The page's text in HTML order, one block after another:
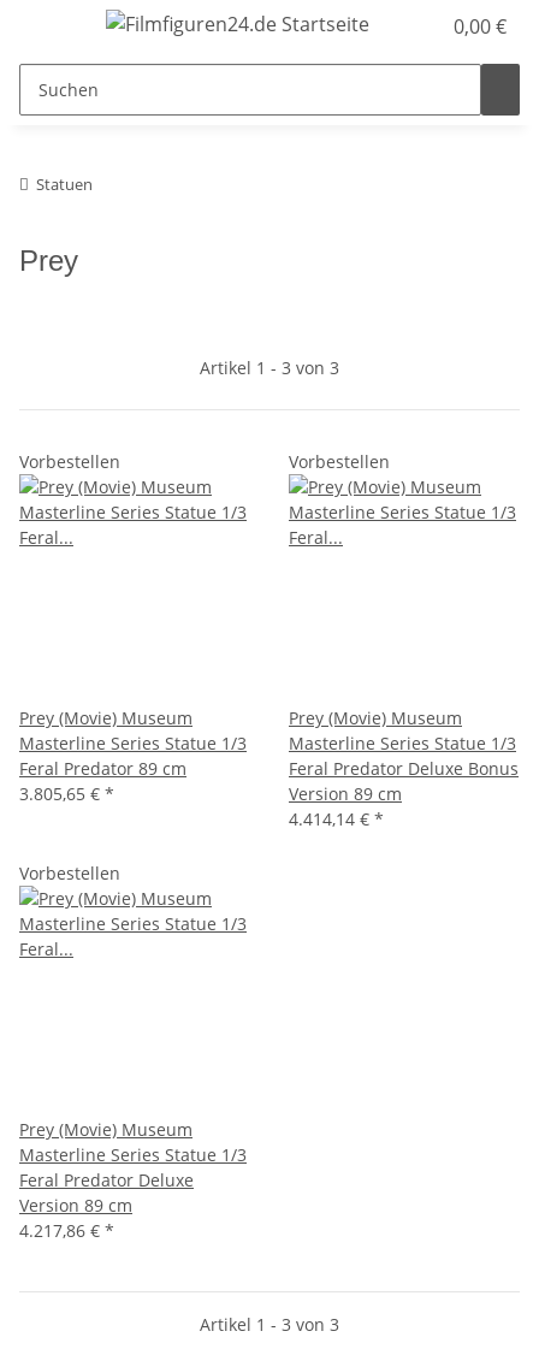
0,00 €
Statuen
Prey
Artikel 1 - 3 von 3
Vorbestellen
Prey (Movie) Museum
Masterline Series Statue 1/3
Feral Predator 89 cm
3.805,65 € *
Vorbestellen
Prey (Movie) Museum
Masterline Series Statue 1/3
Feral Predator Deluxe Bonus
Version 89 cm
4.414,14 € *
Vorbestellen
Prey (Movie) Museum
Masterline Series Statue 1/3
Feral Predator Deluxe
Version 89 cm
4.217,86 € *
Artikel 1 - 3 von 3